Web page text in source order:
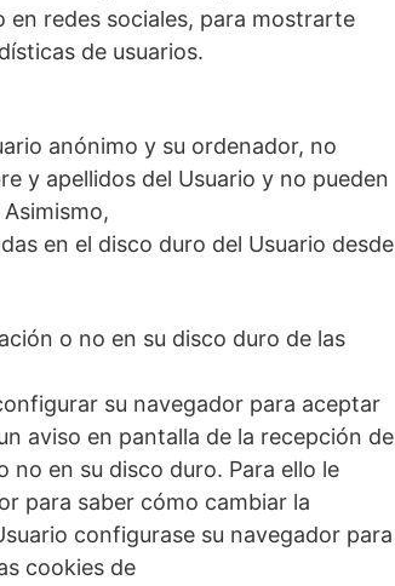
redes sociales, para mostrarte
de usuarios.
anónimo y su ordenador, no
y apellidos del Usuario y no pueden
en el disco duro del Usuario desde
o no en su disco duro de las
su navegador para aceptar
aviso en pantalla de la recepción de
en su disco duro. Para ello le
para saber cómo cambiar la
configurase su navegador para
cookies de